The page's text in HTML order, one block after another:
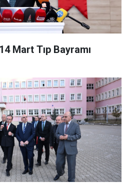
Mart Tıp Bayramı